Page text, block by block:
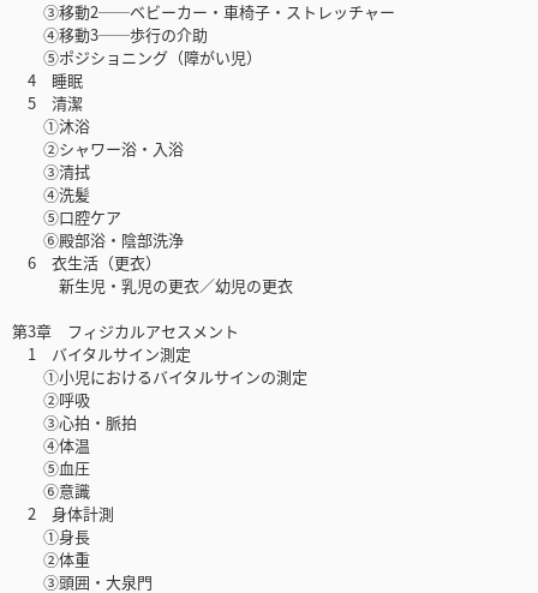
③移動2──ベビーカー・車椅子・ストレッチャー
④移動3──歩行の介助
⑤ポジショニング（障がい児）
4 睡眠
5 清潔
①沐浴
②シャワー浴・入浴
③清拭
④洗髪
⑤口腔ケア
⑥殿部浴・陰部洗浄
6 衣生活（更衣）
新生児・乳児の更衣／幼児の更衣
第3章 フィジカルアセスメント
1 バイタルサイン測定
①小児におけるバイタルサインの測定
②呼吸
③心拍・脈拍
④体温
⑤血圧
⑥意識
2 身体計測
①身長
②体重
③頭囲・大泉門